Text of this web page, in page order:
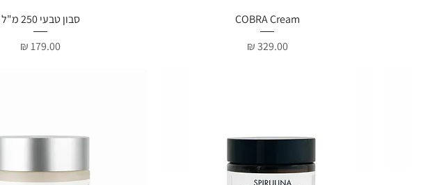
תצוגה מהירה
COBRA Cream
מחיר‏329.00 ‏₪
תצוגה מהירה
סבון טבעי 250 מ"ל
מחיר